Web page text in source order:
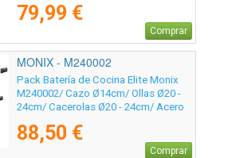
79,99 €
Comprar
MONIX - M240002
Pack Batería de Cocina Elite Monix
M240002/ Cazo Ø14cm/ Ollas Ø20 -
24cm/ Cacerolas Ø20 - 24cm/ Acero
88,50 €
Comprar